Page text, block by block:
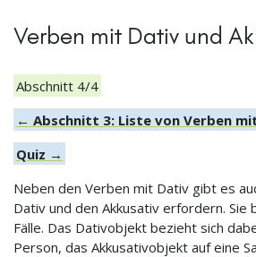
Verben mit Dativ und
Abschnitt 4/4
← Abschnitt 3: Liste von Verben
Quiz →
Neben den Verben mit Dativ gibt es
Dativ und den Akkusativ erfordern. Sie
Fälle. Das Dativobjekt bezieht sich
Person, das Akkusativobjekt auf eine